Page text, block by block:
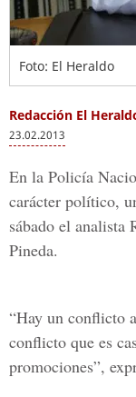
Foto: El Heraldo
Redacción El
23.02.2013
En la Policía
carácter político,
sábado el analista
Pineda.
“Hay un conflicto
conflicto que es
promociones”,